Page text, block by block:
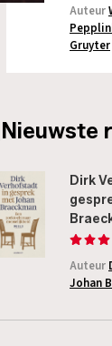
Auteur
Gruyter
_Nieuwste
Dirk
Auteur
Johan